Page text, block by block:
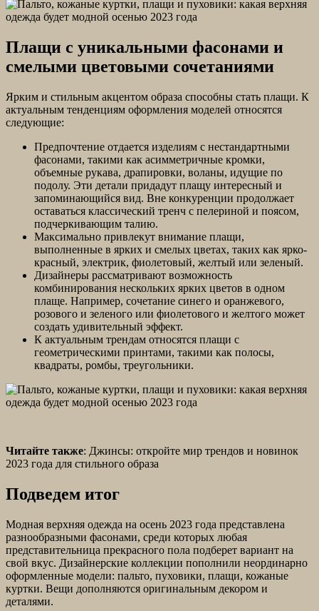
Плащи с уникальными фасонами и
смелыми цветовыми сочетаниями
Ярким и стильным акцентом образа способны стать плащи. К
актуальным тенденциям оформления моделей относятся
следующие:
Предпочтение отдается изделиям с нестандартными
фасонами, такими как асимметричные кромки,
объемные рукава, драпировки, воланы, идущие по
подолу. Эти детали придадут плащу интересный и
запоминающийся вид. Вне конкуренции продолжает
оставаться классический тренч с пелериной и поясом,
подчеркивающим талию.
Максимально привлекут внимание плащи,
выполненные в ярких и смелых цветах, таких как ярко-
красный, электрик, фиолетовый, желтый или зеленый.
Дизайнеры рассматривают возможность
комбинирования нескольких ярких цветов в одном
плаще. Например, сочетание синего и оранжевого,
розового и зеленого или фиолетового и желтого может
создать удивительный эффект.
К актуальным трендам относятся плащи с
геометрическими принтами, такими как полосы,
квадраты, ромбы, треугольники.
Читайте также: Джинсы: откройте мир трендов и новинок
2023 года для стильного образа
Подведем итог
Модная верхняя одежда на осень 2023 года представлена
разнообразными фасонами, среди которых любая
представительница прекрасного пола подберет вариант на
свой вкус. Дизайнерские коллекции пополнили неординарно
оформленные модели: пальто, пуховики, плащи, кожаные
куртки. Вещи дополняются оригинальным декором и
деталями.